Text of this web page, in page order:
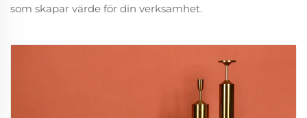
som skapar värde för din verksamhet.